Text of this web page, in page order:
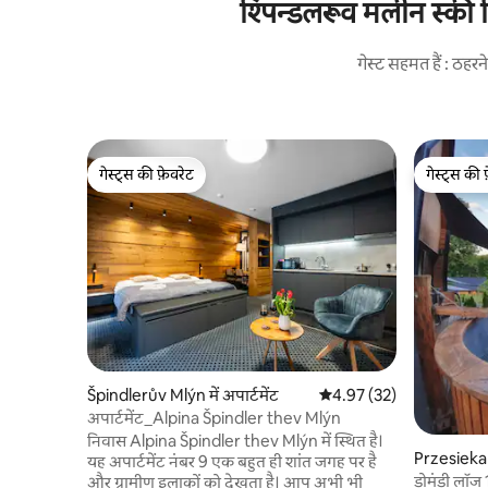
श्पिन्डलरूव मलीन स्की
गेस्ट सहमत हैं :
गेस्ट्स की फ़ेवरेट
गेस्ट्स की फ़ेवरेट
Špindlerův Mlýn में अपार्टमेंट औसत रेटिंग 5 में से 4.97, 32
4.97 (32)
अपार्टमेंट_Alpina Špindler thev Mlýn
निवास Alpina Špindler thev Mlýn में स्थित है।
यह अपार्टमेंट नंबर 9 एक बहुत ही शांत जगह पर है
और ग्रामीण इलाकों को देखता है। आप अभी भी
गेस्ट्स की
गेस्ट्स की
डोमंडी